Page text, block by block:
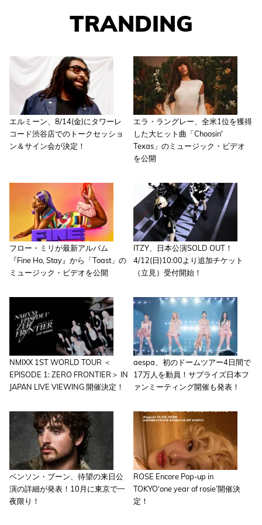
TRANDING
エルミーン、8/14(金)にタワーレ
コード渋谷店でのトークセッショ
ン＆サイン会が決定！
エラ・ラングレー、全米1位を獲得
した大ヒット曲「Choosin'
Texas」のミュージック・ビデオ
を公開
フロー・ミリが最新アルバム
『Fine Ho, Stay』から「Toast」の
ミュージック・ビデオを公開
ITZY、日本公演SOLD OUT！
4/12(日)10:00より追加チケット
（立見）受付開始！
NMIXX 1ST WORLD TOUR ＜
EPISODE 1: ZERO FRONTIER＞ IN
JAPAN LIVE VIEWING 開催決定！
aespa、初のドームツアー4日間で
17万人を動員！サプライズ日本フ
ァンミーティング開催も発表！
ベンソン・ブーン、待望の来日公
演の詳細が発表！10月に東京で一
夜限り！
ROSE Encore Pop-up in
TOKYO‘one year of rosie’開催決
定！